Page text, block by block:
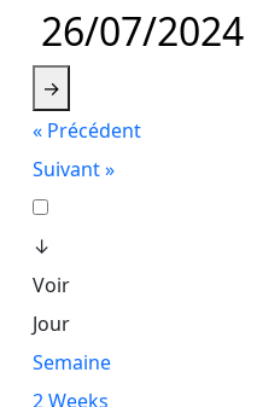
→
« Précédent
Suivant »
↓
Voir
Jour
Semaine
2 Weeks